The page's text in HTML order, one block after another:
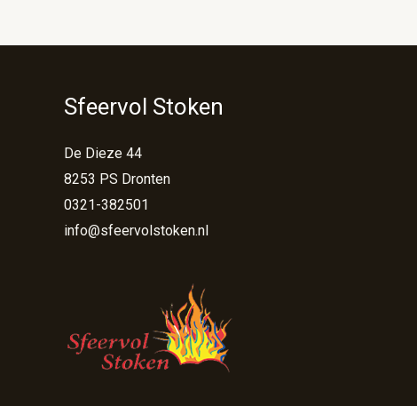
Sfeervol Stoken
De Dieze 44
8253 PS Dronten
0321-382501
info@sfeervolstoken.nl